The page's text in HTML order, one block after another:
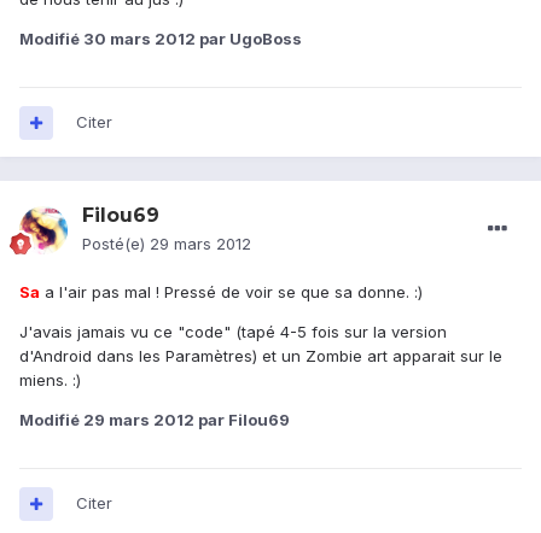
Modifié 30 mars 2012 par UgoBoss
Citer
Filou69
Posté(e) 29 mars 2012
Sa a l'air pas mal ! Pressé de voir se que sa donne. :)
J'avais jamais vu ce "code" (tapé 4-5 fois sur la version
d'Android dans les Paramètres) et un Zombie art apparait sur le
miens. :)
Modifié 29 mars 2012 par Filou69
Citer